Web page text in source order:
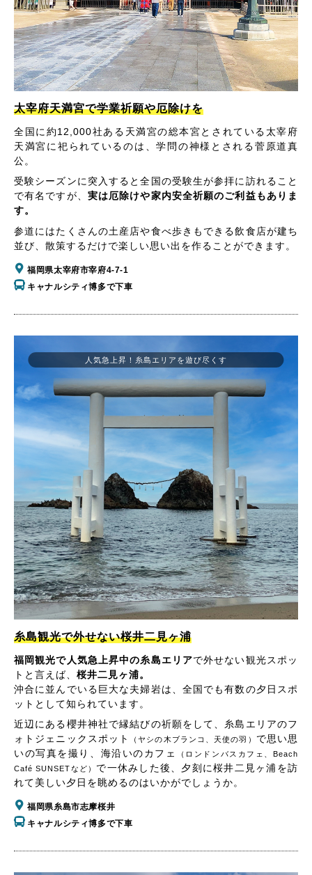
太宰府天満宮で学業祈願や厄除けを
全国に約12,000社ある天満宮の総本宮とされている太宰府
天満宮に祀られているのは、学問の神様とされる菅原道真
公。
受験シーズンに突入すると全国の受験生が参拝に訪れること
で有名ですが、 実は厄除けや家内安全祈願のご利益もありま
す。
参道にはたくさんの土産店や食べ歩きもできる飲食店が建ち
並び、散策するだけで楽しい思い出を作ることができます。
福岡県太宰府市宰府4-7-1
キャナルシティ博多で下車
人気急上昇！糸島エリアを遊び尽くす
糸島観光で外せない桜井二見ヶ浦
福岡観光で人気急上昇中の糸島エリアで外せない観光スポッ
トと言えば、 桜井二見ヶ浦。
沖合に並んでいる巨大な夫婦岩は、全国でも有数の夕日スポ
ットとして知られています。
近辺にある櫻井神社で縁結びの祈願をして、糸島エリアのフ
ォトジェニックスポット
（ヤシの木ブランコ、天使の羽）
で思い思
いの写真を撮り、海沿いのカフェ
（ロンドンバスカフェ、Beach
Café SUNSETなど） で一休みした後、夕刻に桜井二見ヶ浦を訪
れて美しい夕日を眺めるのはいかがでしょうか。
福岡県糸島市志摩桜井
キャナルシティ博多で下車